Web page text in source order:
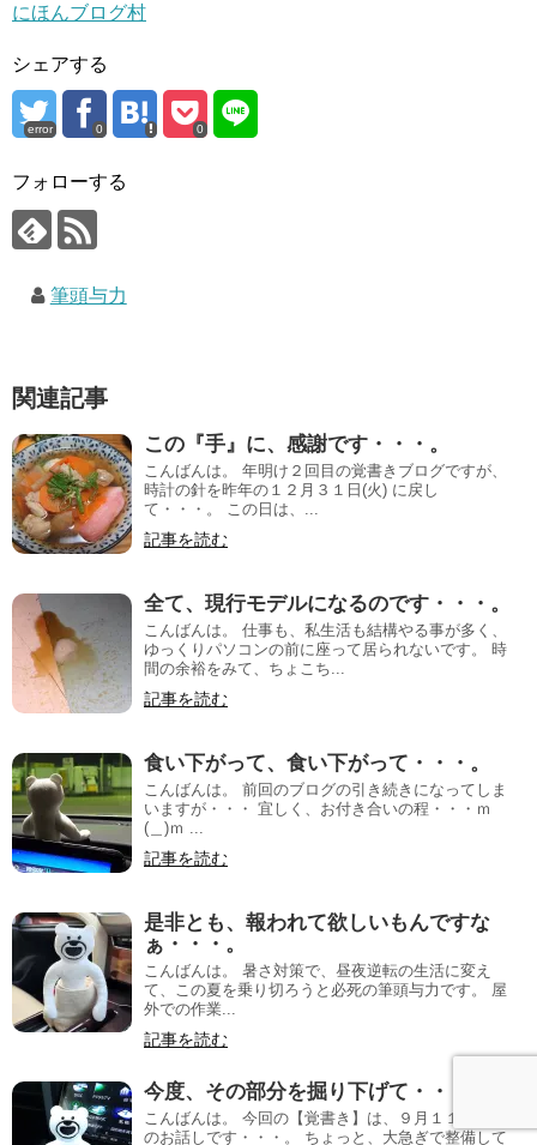
にほんブログ村
シェアする
error 0 0
フォローする
筆頭与力
関連記事
この『手』に、感謝です・・・。
こんばんは。 年明け２回目の覚書きブログですが、
時計の針を昨年の１２月３１日(火) に戻し
て・・・。 この日は、...
記事を読む
全て、現行モデルになるのです・・・。
こんばんは。 仕事も、私生活も結構やる事が多く、
ゆっくりパソコンの前に座って居られないです。 時
間の余裕をみて、ちょこち...
記事を読む
食い下がって、食い下がって・・・。
こんばんは。 前回のブログの引き続きになってしま
いますが・・・ 宜しく、お付き合いの程・・・ｍ
(＿)ｍ ...
記事を読む
是非とも、報われて欲しいもんですな
ぁ・・・。
こんばんは。 暑さ対策で、昼夜逆転の生活に変え
て、この夏を乗り切ろうと必死の筆頭与力です。 屋
外での作業...
記事を読む
今度、その部分を掘り下げて・・・。
こんばんは。 今回の【覚書き】は、９月１１日 (金)
のお話しです・・・。 ちょっと、大急ぎで整備して